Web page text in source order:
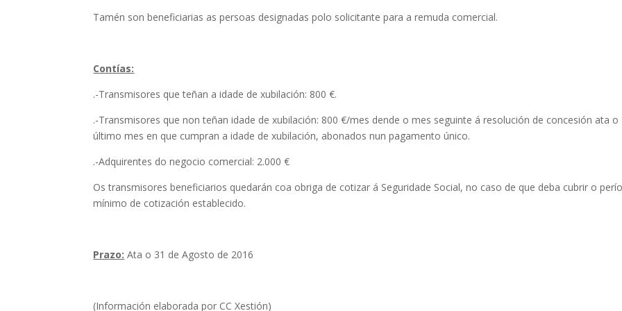
Tamén son beneficiarias as persoas designadas polo solicitante para a remuda comercial.
Contías:
.-Transmisores que teñan a idade de xubilación: 800 €.
.-Transmisores que non teñan idade de xubilación: 800 €/mes dende o mes seguinte á resolución de concesión ata o
último mes en que cumpran a idade de xubilación, abonados nun pagamento único.
.-Adquirentes do negocio comercial: 2.000 €
Os transmisores beneficiarios quedarán coa obriga de cotizar á Seguridade Social, no caso de que deba cubrir o
mínimo de cotización establecido.
Prazo: Ata o 31 de Agosto de 2016
(Información elaborada por CC Xestión)